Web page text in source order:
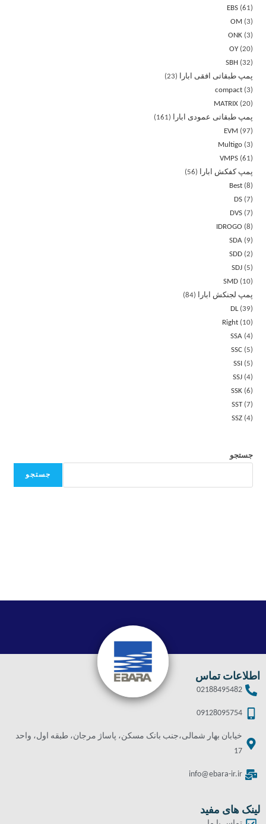
EBS 61
OM
3
ONK 3
OY 20
SBH
32
پمپ طبقاتی افقی ابارا
23
compact 3
MATRIX 20
پمپ طبقاتی عمودی ابارا
161
EVM
97
Multigo 3
VMPS 61
پمپ کفکش ابارا
56
Best 8
DS 7
DVS 7
IDROGO
8
SDA
9
SDD 2
SDJ
5
SMD
10
پمپ لجنکش ابارا
84
DL 39
Right
10
SSA 4
SSC
5
SSI
5
SSJ 4
SSK 6
SST 7
SSZ 4
جستجو
جستجو
اطلاعات تماس
02188495482
09128095754
خیابان بهار شمالی،جنب بانک مسکن، پاساژ مرجان، طبقه اول، واحد
17
info@ebara-ir.ir
لینک های مفید